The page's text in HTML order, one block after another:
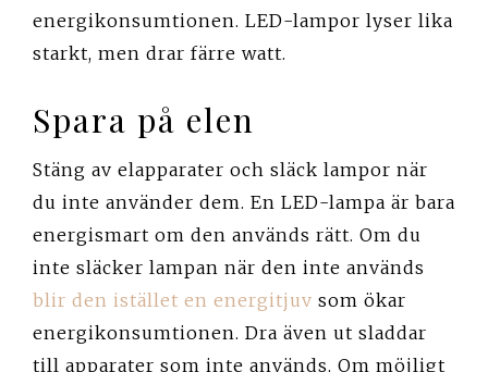
energikonsumtionen. LED-lampor lyser lika
starkt, men drar färre watt.
Spara på elen
Stäng av elapparater och släck lampor när
du inte använder dem. En LED-lampa är bara
energismart om den används rätt. Om du
inte släcker lampan när den inte används
blir den istället en energitjuv som ökar
energikonsumtionen. Dra även ut sladdar
till apparater som inte används. Om möjligt